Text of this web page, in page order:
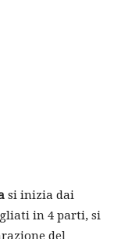
si inizia dai
in 4 parti, si
del